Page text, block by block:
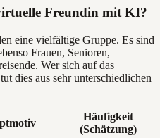
Freundin mit KI?
eine vielfältige Gruppe. Es sind
Frauen, Senioren,
Wer sich auf das
dies aus sehr unterschiedlichen
Häufigkeit
(Schätzung)